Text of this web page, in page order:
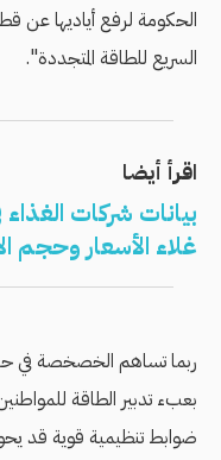
الحكومة لرفع أياديها عن
السريع للطاقة المتجددة".
اقرأ أيضا
غلاء الأسعار وحجم
ربما تساهم الخصخصة في
بعبء تدبير الطاقة
ضوابط تنظيمية قوية قد